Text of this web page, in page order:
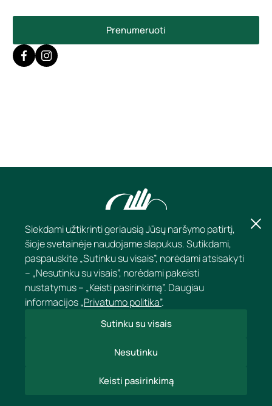
Prenumeruoti
Siekdami užtikrinti geriausią Jūsų naršymo patirtį,
šioje svetainėje naudojame slapukus. Sutikdami,
paspauskite „Sutinku su visais”, norėdami atsisakyti
– „Nesutinku su visais”, norėdami pakeisti
nustatymus – „Keisti pasirinkimą”. Daugiau
informacijos„Privatumo politika”.
Sutinku su visais
Nesutinku
Keisti pasirinkimą